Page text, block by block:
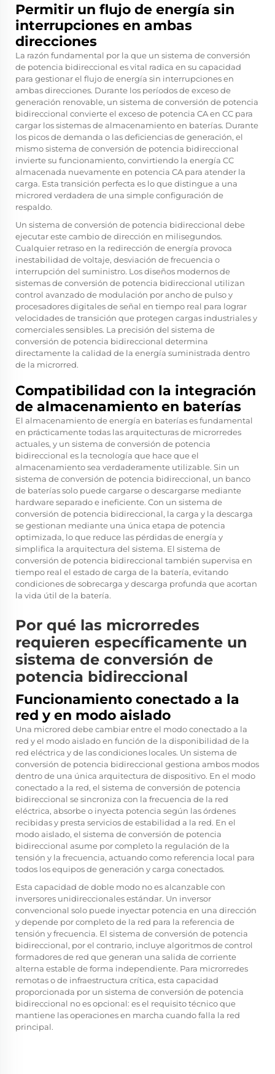
Permitir un flujo de energía sin
interrupciones en ambas
direcciones
La razón fundamental por la que un sistema de conversión
de potencia bidireccional es vital radica en su capacidad
para gestionar el flujo de energía sin interrupciones en
ambas direcciones. Durante los períodos de exceso de
generación renovable, un sistema de conversión de potencia
bidireccional convierte el exceso de potencia CA en CC para
cargar los sistemas de almacenamiento en baterías. Durante
los picos de demanda o las deficiencias de generación, el
mismo sistema de conversión de potencia bidireccional
invierte su funcionamiento, convirtiendo la energía CC
almacenada nuevamente en potencia CA para atender la
carga. Esta transición perfecta es lo que distingue a una
microred verdadera de una simple configuración de
respaldo.
Un sistema de conversión de potencia bidireccional debe
ejecutar este cambio de dirección en milisegundos.
Cualquier retraso en la redirección de energía provoca
inestabilidad de voltaje, desviación de frecuencia o
interrupción del suministro. Los diseños modernos de
sistemas de conversión de potencia bidireccional utilizan
control avanzado de modulación por ancho de pulso y
procesadores digitales de señal en tiempo real para lograr
velocidades de transición que protegen cargas industriales y
comerciales sensibles. La precisión del sistema de
conversión de potencia bidireccional determina
directamente la calidad de la energía suministrada dentro
de la microrred.
Compatibilidad con la integración
de almacenamiento en baterías
El almacenamiento de energía en baterías es fundamental
en prácticamente todas las arquitecturas de microrredes
actuales, y un sistema de conversión de potencia
bidireccional es la tecnología que hace que el
almacenamiento sea verdaderamente utilizable. Sin un
sistema de conversión de potencia bidireccional, un banco
de baterías solo puede cargarse o descargarse mediante
hardware separado e ineficiente. Con un sistema de
conversión de potencia bidireccional, la carga y la descarga
se gestionan mediante una única etapa de potencia
optimizada, lo que reduce las pérdidas de energía y
simplifica la arquitectura del sistema. El sistema de
conversión de potencia bidireccional también supervisa en
tiempo real el estado de carga de la batería, evitando
condiciones de sobrecarga y descarga profunda que acortan
la vida útil de la batería.
Por qué las microrredes
requieren específicamente un
sistema de conversión de
potencia bidireccional
Funcionamiento conectado a la
red y en modo aislado
Una microred debe cambiar entre el modo conectado a la
red y el modo aislado en función de la disponibilidad de la
red eléctrica y de las condiciones locales. Un sistema de
conversión de potencia bidireccional gestiona ambos modos
dentro de una única arquitectura de dispositivo. En el modo
conectado a la red, el sistema de conversión de potencia
bidireccional se sincroniza con la frecuencia de la red
eléctrica, absorbe o inyecta potencia según las órdenes
recibidas y presta servicios de estabilidad a la red. En el
modo aislado, el sistema de conversión de potencia
bidireccional asume por completo la regulación de la
tensión y la frecuencia, actuando como referencia local para
todos los equipos de generación y carga conectados.
Esta capacidad de doble modo no es alcanzable con
inversores unidireccionales estándar. Un inversor
convencional solo puede inyectar potencia en una dirección
y depende por completo de la red para la referencia de
tensión y frecuencia. El sistema de conversión de potencia
bidireccional, por el contrario, incluye algoritmos de control
formadores de red que generan una salida de corriente
alterna estable de forma independiente. Para microrredes
remotas o de infraestructura crítica, esta capacidad
proporcionada por un sistema de conversión de potencia
bidireccional no es opcional: es el requisito técnico que
mantiene las operaciones en marcha cuando falla la red
principal.